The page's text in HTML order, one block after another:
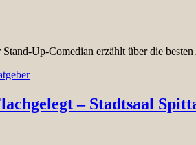
Up-Comedian erzählt über die
– Stadtsaal